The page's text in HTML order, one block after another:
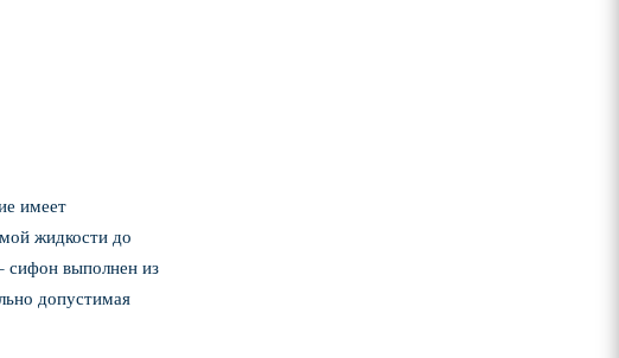
имеет
жидкости до
сифон выполнен из
допустимая